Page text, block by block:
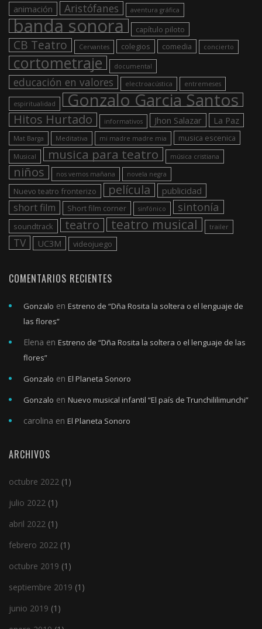
animación Aristófanes aventura gráfica
banda sonora capítulo piloto
CB Teatro Cervantes colegios comedia concierto
cortometraje documental
educación en valores electroacústica entremeses
espiritualidad Gonzalo Garcia Santos
Hitos Hurtado informativos Jhon Salazar La Paz
Mat Barga Meditativa mi madre madre mia musica escenica
Musical musica para teatro música cristiana
niños nos vemos mañana novela negra
Nuevo teatro fronterizo película publicidad
short film Short film corner sinfónico sintonía
soundtrack teatro teatro musical trailer
TV UC3M videojuego
COMENTARIOS RECIENTES
Gonzalo en Estreno de “Dña Rosita la soltera o el lenguaje de
las flores”
Elena en Estreno de “Dña Rosita la soltera o el lenguaje de las
flores”
Gonzalo en El Planeta Sonoro
Gonzalo en Nuevo musical infantil “El país de Trunchililimunchi”
carolina en El Planeta Sonoro
ARCHIVOS
octubre 2022 (1)
julio 2022 (1)
abril 2022 (1)
febrero 2022 (1)
octubre 2019 (1)
septiembre 2019 (1)
junio 2019 (1)